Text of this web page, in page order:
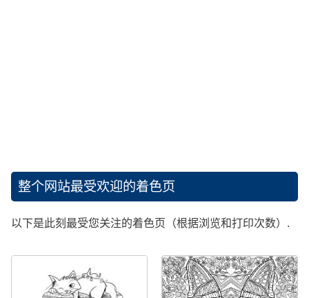
整个网站最受欢迎的着色页
以下是此刻最受您关注的着色页（根据浏览和打印次数）.